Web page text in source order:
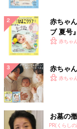
赤ちゃ
ブ 夏号
く！ お
赤ちゃ
赤ちゃ
赤ちゃ
お墓の
PR(くらし